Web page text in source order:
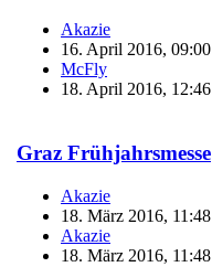
Akazie
16. April 2016, 09:00
McFly
18. April 2016, 12:46
Graz Frühjahrsmesse
Akazie
18. März 2016, 11:48
Akazie
18. März 2016, 11:48